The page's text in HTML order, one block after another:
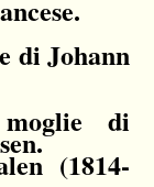
di Johann
di
(1814-